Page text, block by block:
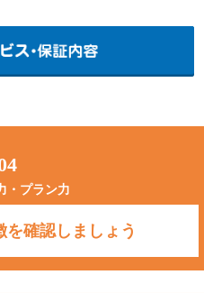
・プラン力
確認しましょう